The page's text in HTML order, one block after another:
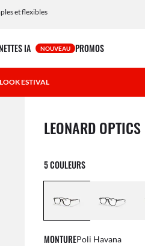
et flexibles
IA NOUVEAU PROMOS
ESTIVAL
1 article a été retiré de
LEONARD OPTICS
5 COULEURS
MONTUREPoli Havana